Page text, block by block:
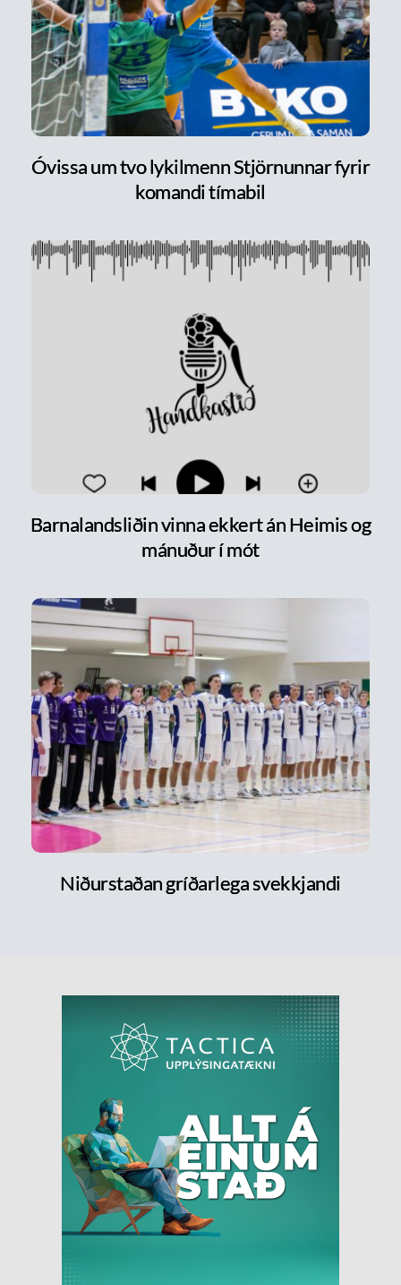
Óvissa um tvo lykilmenn Stjörnunnar fyrir
komandi tímabil
Barnalandsliðin vinna ekkert án Heimis og
mánuður í mót
Niðurstaðan gríðarlega svekkjandi